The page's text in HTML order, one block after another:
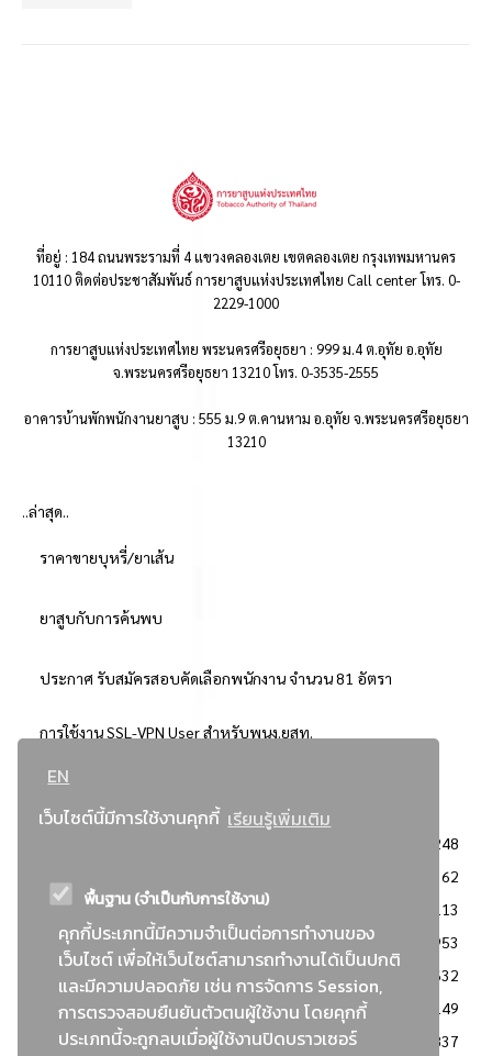
EN
เว็บไซต์นี้มีการใช้งานคุกกี้ เรียนรู้เพิ่มเติม
พื้นฐาน (จำเป็นกับการใช้งาน)
คุกกี้ประเภทนี้มีความจำเป็นต่อการทำงานของ
เว็บไซต์ เพื่อให้เว็บไซต์สามารถทำงานได้เป็นปกติ
และมีความปลอดภัย เช่น การจัดการ Session,
การตรวจสอบยืนยันตัวตนผู้ใช้งาน โดยคุกกี้
ประเภทนี้จะถูกลบเมื่อผู้ใช้งานปิดบราวเซอร์
ที่อยู่ : 184 ถนนพระรามที่ 4 แขวงคลองเตย เขตคลองเตย กรุงเทพมหานคร
10110 ติดต่อประชาสัมพันธ์ การยาสูบแห่งประเทศไทย Call center โทร. 0-
2229-1000
การยาสูบแห่งประเทศไทย พระนครศรีอยุธยา : 999 ม.4 ต.อุทัย อ.อุทัย
จ.พระนครศรีอยุธยา 13210 โทร. 0-3535-2555
อาคารบ้านพักพนักงานยาสูบ : 555 ม.9 ต.คานหาม อ.อุทัย จ.พระนครศรีอยุธยา
13210
..ล่าสุด..
ราคาขายบุหรี่/ยาเส้น
ยาสูบกับการค้นพบ
ประกาศ รับสมัครสอบคัดเลือกพนักงาน จำนวน 81 อัตรา
การใช้งาน SSL-VPN User สำหรับพนง.ยสท.
..ยอดนิยม..
3248
2362
: วิธีเฉพาะเจาะจง
2113
ข่าวสาร/ประกาศ
1953
: เอกสารส่งเสริมความโปร่งใสในการจัดซื้อจัดจ้าง
1632
ข่าวสารจัดซื้อจัดจ้าง
1149
: แผนการจัดซื้อจัดจ้าง
837